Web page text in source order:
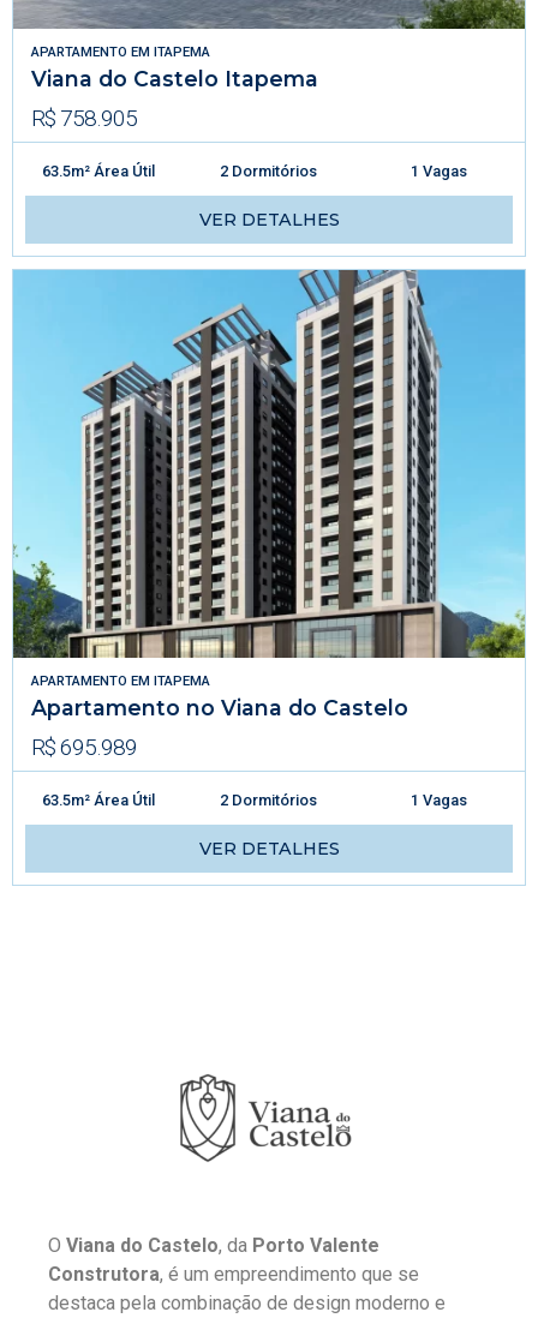
APARTAMENTO EM ITAPEMA
Viana do Castelo Itapema
R$ 758.905
63.5m² Área Útil 2 Dormitórios 1 Vagas
VER DETALHES
APARTAMENTO EM ITAPEMA
Apartamento no Viana do Castelo
R$ 695.989
63.5m² Área Útil 2 Dormitórios 1 Vagas
VER DETALHES
O Viana do Castelo, da Porto Valente
Construtora, é um empreendimento que se
destaca pela combinação de design moderno e